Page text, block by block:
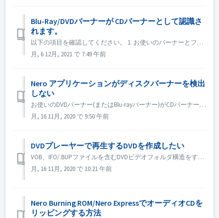
Blu-Ray/DVDバーナーが CDバーナーとして認識さ
れます。
以下の項目を確認してください。 1. お使いのバーナーとファームウェアに新しいドライバーがあるかどうかを確認してください。ある場合はアップデートをお願いします。 2. お使いのSATAコントローラのブランドとモデルを確認し、新しいドライバがあるかどうかを検索してください。新しいバージョンがあればアップデート...
月, 6 12月, 2021 で 7:49 午前
Nero アプリケーションがディスクバーナーを検出
しない
お使いのDVDバーナー(またはBlu-rayバーナー)がCDバーナーとして検出された場合は、こちらの記事を参考にしてください。 https://nerosupport.freshdesk.com/en/support/solutions/articles/44001697315-blu-ray-dvd-bur...
月, 16 11月, 2020 で 9:50 午前
DVDプレーヤーで再生するDVDを作成したい
VOB、IFO/.BUPファイルを含むDVDビデオフォルダ構造をすでに持っている場合は、Nero BurningROMを使用してDVDに書き込むことができます。 1. 新しいコンピレーションを作成します。DVD-> DVD-Videoを選択してください。 2. 準備したフォルダ構造からすべてのVOB、...
月, 16 11月, 2020 で 10:21 午前
Nero Burning ROM/Nero ExpressでオーディオCDを
リッピングする方法